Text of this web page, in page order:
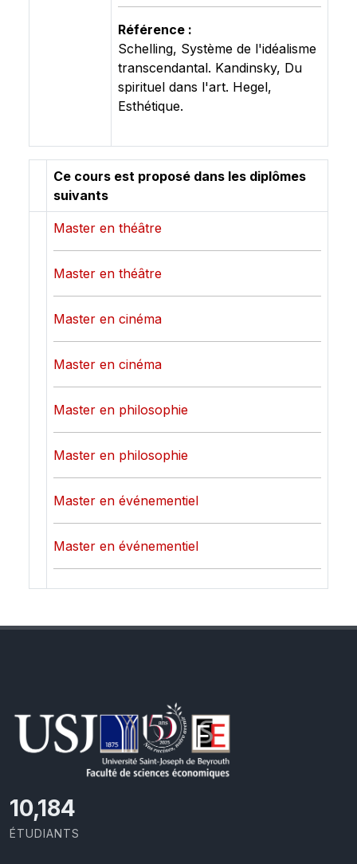
Référence :
Schelling, Système de l'idéalisme
transcendantal. Kandinsky, Du
spirituel dans l'art. Hegel,
Esthétique.
Ce cours est proposé dans les diplômes
suivants
Master en théâtre
Master en théâtre
Master en cinéma
Master en cinéma
Master en philosophie
Master en philosophie
Master en événementiel
Master en événementiel
11,110
ÉTUDIANTS